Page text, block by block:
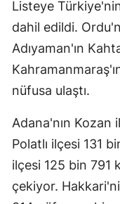
Listeye
dahil edildi.
Adıyaman'ın
nüfusa ulaştı.
Adana'nın Kozan
Polatlı ilçesi 131
ilçesi 125 bin 791
çekiyor.